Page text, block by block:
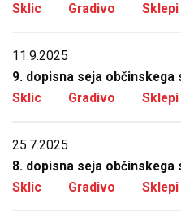
Sklic
Gradivo Sklepi
11.9.2025
9. dopisna seja občinskega
Sklic
Gradivo Sklepi
25.7.2025
8. dopisna seja občinskega
Sklic
Gradivo Sklepi